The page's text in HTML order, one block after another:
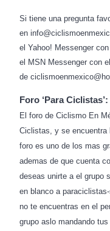
Si tiene una pregunta
en
el Yahoo! Messenger
el MSN Messenger con
de
Foro ‘Para Ciclistas’:
El foro de Ciclismo En
Ciclistas, y se encuentra
foro es uno de los mas
ademas de que cuenta
deseas unirte a el grupo
en blanco a
no te encuentras en el
grupo aslo mandando